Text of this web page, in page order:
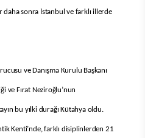
sonra İstanbul ve farklı illerde
ve Danışma Kurulu Başkanı
ve Fırat Neziroğlu’nun
bu yılki durağı Kütahya oldu.
Kenti’nde, farklı disiplinlerden 21